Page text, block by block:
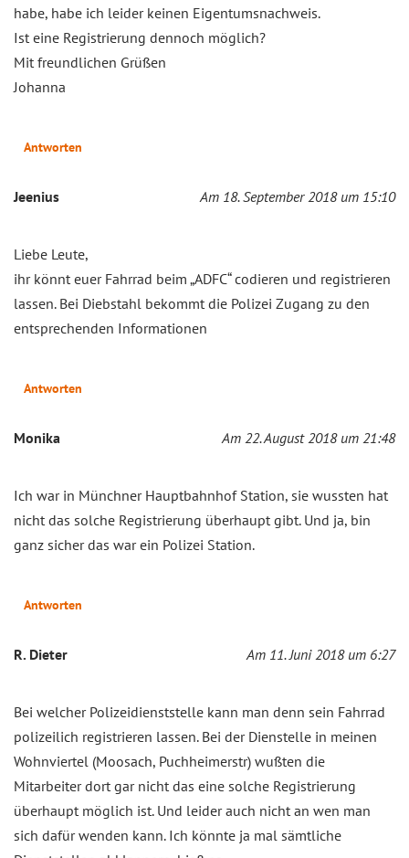
habe, habe ich leider keinen Eigentumsnachweis.
Ist eine Registrierung dennoch möglich?
Mit freundlichen Grüßen
Johanna
Antworten
Jeenius Am 18. September 2018 um 15:10
Liebe Leute,
ihr könnt euer Fahrrad beim „ADFC“ codieren und registrieren
lassen. Bei Diebstahl bekommt die Polizei Zugang zu den
entsprechenden Informationen
Antworten
Monika Am 22. August 2018 um 21:48
Ich war in Münchner Hauptbahnhof Station, sie wussten hat
nicht das solche Registrierung überhaupt gibt. Und ja, bin
ganz sicher das war ein Polizei Station.
Antworten
R. Dieter Am 11. Juni 2018 um 6:27
Bei welcher Polizeidienststelle kann man denn sein Fahrrad
polizeilich registrieren lassen. Bei der Dienstelle in meinen
Wohnviertel (Moosach, Puchheimerstr) wußten die
Mitarbeiter dort gar nicht das eine solche Registrierung
überhaupt möglich ist. Und leider auch nicht an wen man
sich dafür wenden kann. Ich könnte ja mal sämtliche